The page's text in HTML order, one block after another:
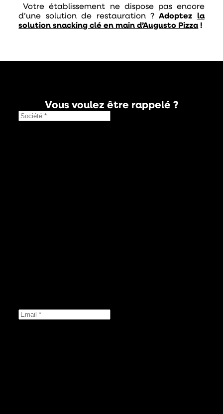
Votre établissement ne dispose pas encore
d’une solution de restauration ?Adoptez la
solution snacking clé en main d’Augusto Pizza !
Vous voulez être rappelé ?